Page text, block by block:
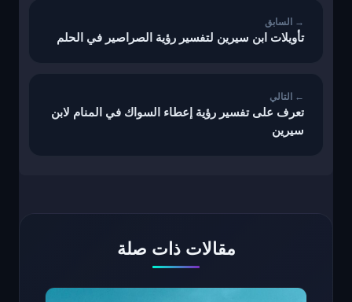
تأويلات ابن سيرين لتفسير رؤية الصراصير في الحلم
تعرف على تفسير رؤية إعطاء السواك في المنام لابن
سيرين
مقالات ذات صلة